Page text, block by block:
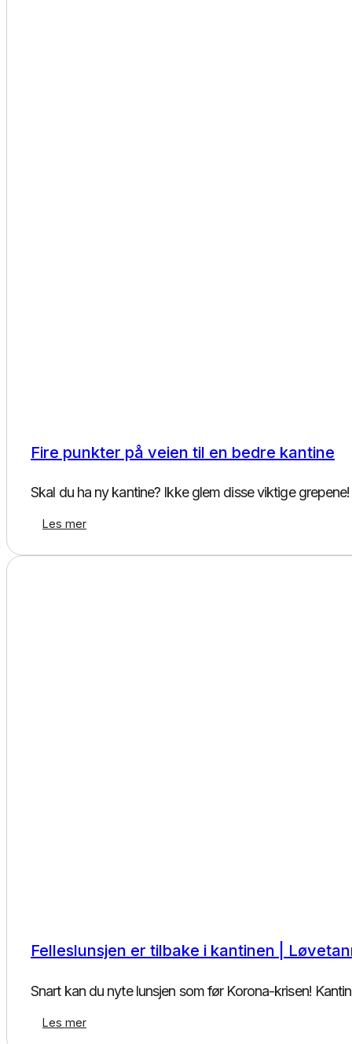
Fire punkter på veien til en bedre kantine
Skal du ha ny kantine? Ikke glem disse viktige
Les mer
Felleslunsjen er tilbake i kantinen |
Snart kan du nyte lunsjen som før Korona-krisen!
Les mer